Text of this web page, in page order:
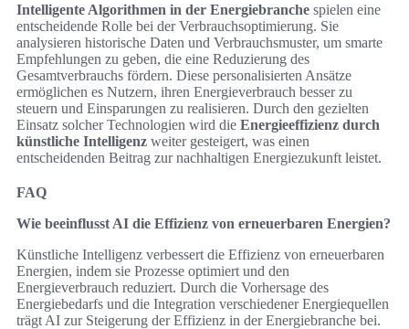
Intelligente Algorithmen in der Energiebranche spielen eine
entscheidende Rolle bei der Verbrauchsoptimierung. Sie
analysieren historische Daten und Verbrauchsmuster, um smarte
Empfehlungen zu geben, die eine Reduzierung des
Gesamtverbrauchs fördern. Diese personalisierten Ansätze
ermöglichen es Nutzern, ihren Energieverbrauch besser zu
steuern und Einsparungen zu realisieren. Durch den gezielten
Einsatz solcher Technologien wird die Energieeffizienz durch
künstliche Intelligenz weiter gesteigert, was einen
entscheidenden Beitrag zur nachhaltigen Energiezukunft leistet.
FAQ
Wie beeinflusst AI die Effizienz von erneuerbaren Energien?
Künstliche Intelligenz verbessert die Effizienz von erneuerbaren
Energien, indem sie Prozesse optimiert und den
Energieverbrauch reduziert. Durch die Vorhersage des
Energiebedarfs und die Integration verschiedener Energiequellen
trägt AI zur Steigerung der Effizienz in der Energiebranche bei.